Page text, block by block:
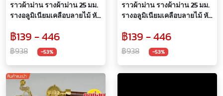
ราวผ้าม่าน รางผ้าม่าน 25 มม.
รางอลูมิเนียมเคลือบลายไม้ หัว
มิเนียมแท้ 100%
฿139 - 446
฿938 -53%
ราวผ้าม่าน รางผ้าม่าน 25 มม.
รางอลูมิเนียมเคลือบลายไม้ หัว
มิเนียมแท้ 100%
฿139 - 446
฿938 -53%